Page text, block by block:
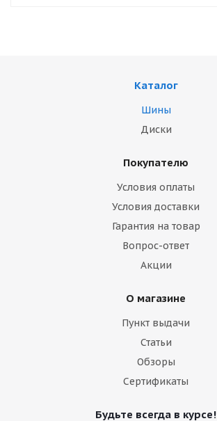
Каталог
Шины
Диски
Покупателю
Условия оплаты
Условия доставки
Гарантия на товар
Вопрос-ответ
Акции
О магазине
Пункт выдачи
Статьи
Обзоры
Сертификаты
Будьте всегда в курсе!